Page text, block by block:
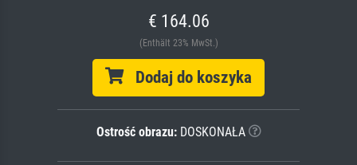
€ 164.06
(Enthält 23% MwSt.)
Dodaj do koszyka
Ostrość obrazu:DOSKONAŁA